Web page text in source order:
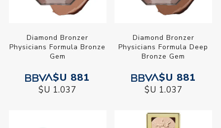
Diamond Bronzer
Physicians Formula Bronze
Gem
$U 881
$U 1.037
Diamond Bronzer
Physicians Formula Deep
Bronze Gem
$U 881
$U 1.037